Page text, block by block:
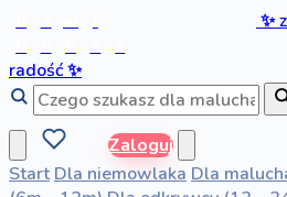
✨
radość✨
Zaloguj
Start Dla niemowlaka Dla